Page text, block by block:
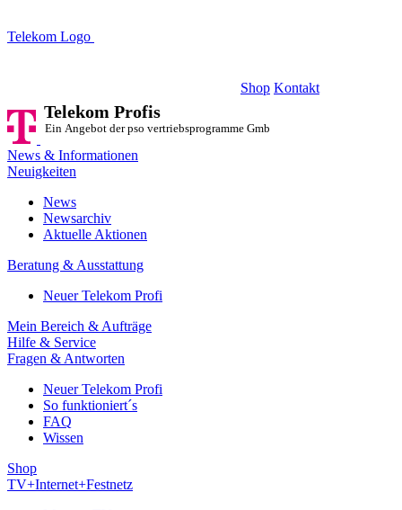
Telekom Logo
Shop Kontakt
Telekom Profis
Ein Angebot der pso vertriebsprogramme GmbH
News & Informationen
Neuigkeiten
News
Newsarchiv
Aktuelle Aktionen
Beratung & Ausstattung
Neuer Telekom Profi
Mein Bereich & Aufträge
Hilfe & Service
Fragen & Antworten
Neuer Telekom Profi
So funktioniert´s
FAQ
Wissen
Shop
TV+Internet+Festnetz